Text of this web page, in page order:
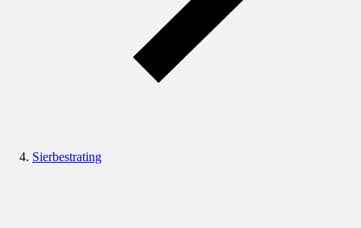
Sierbestrating